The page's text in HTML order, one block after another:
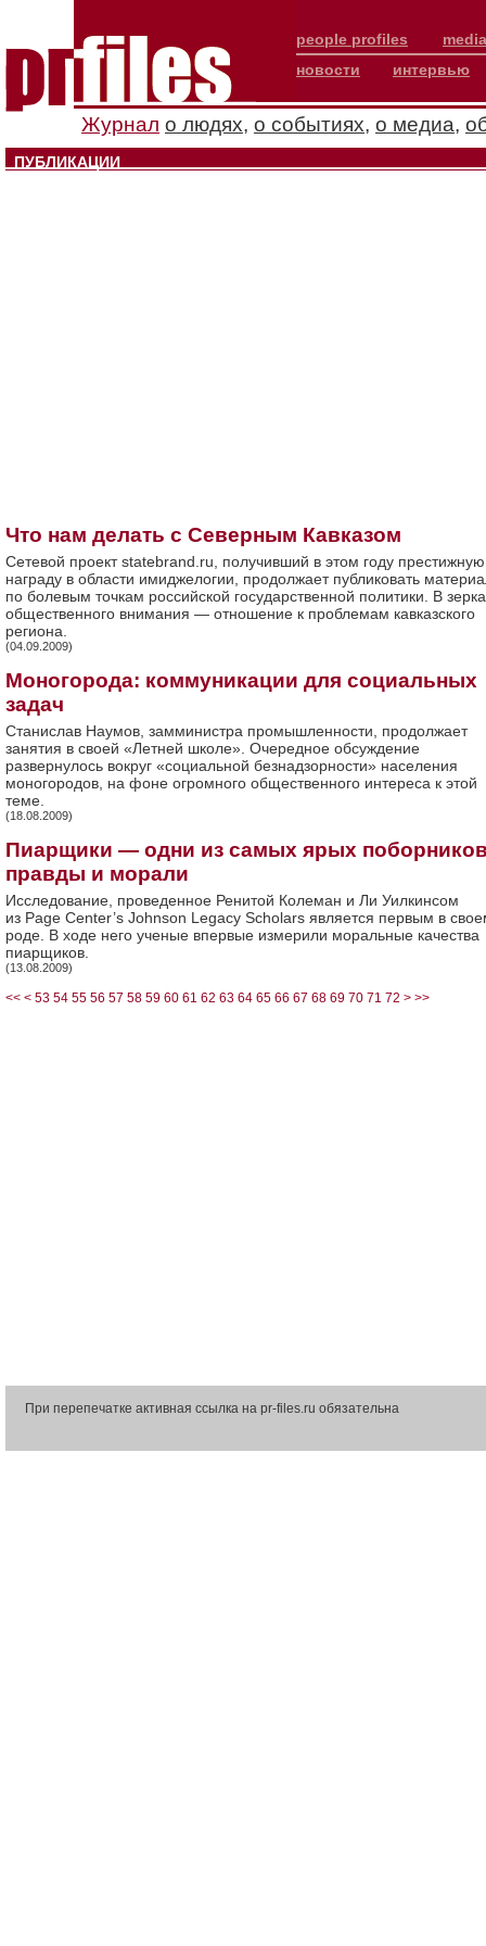
people profiles
новости
интервью
Журнал о людях, о событиях, о медиа,
ПУБЛИКАЦИИ
Что нам делать с Северным Кавказом
Сетевой проект statebrand.ru, получивший в этом году престижную
награду в области имиджелогии, продолжает публиковать
по болевым точкам российской государственной политики. В
общественного внимания — отношение к проблемам кавказского
региона.
(04.09.2009)
Моногорода: коммуникации для социальных
задач
Станислав Наумов, замминистра промышленности, продолжает
занятия в своей «Летней школе». Очередное обсуждение
развернулось вокруг «социальной безнадзорности» населения
моногородов, на фоне огромного общественного интереса к этой
теме.
(18.08.2009)
Пиарщики — одни из самых ярых
правды и морали
Исследование, проведенное Ренитой Колеман и Ли Уилкинсом
из Page Center’s Johnson Legacy Scholars является первым в
роде. В ходе него ученые впервые измерили моральные качества
пиарщиков.
(13.08.2009)
<< < 53 54 55 56 57 58 59 60 61 62 63 64 65 66 67 68 69 70 71 72 > >>
При перепечатке активная ссылка на pr-files.ru обязательна